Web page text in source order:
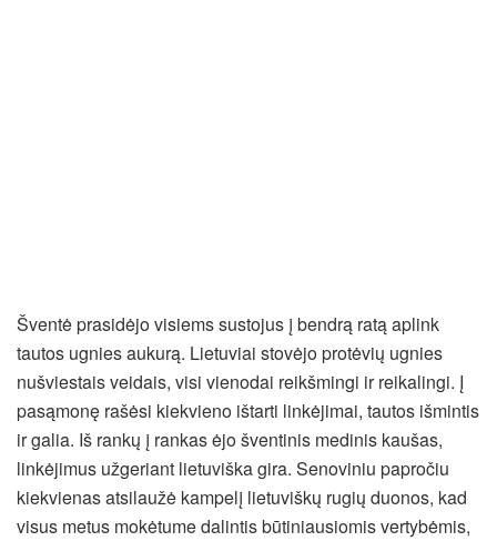
Šventė prasidėjo visiems sustojus į bendrą ratą aplink
tautos ugnies aukurą. Lietuviai stovėjo protėvių ugnies
nušviestais veidais, visi vienodai reikšmingi ir reikalingi. Į
pasąmonę rašėsi kiekvieno ištarti linkėjimai, tautos išmintis
ir galia. Iš rankų į rankas ėjo šventinis medinis kaušas,
linkėjimus užgeriant lietuviška gira. Senoviniu papročiu
kiekvienas atsilaužė kampelį lietuviškų rugių duonos, kad
visus metus mokėtume dalintis būtiniausiomis vertybėmis,